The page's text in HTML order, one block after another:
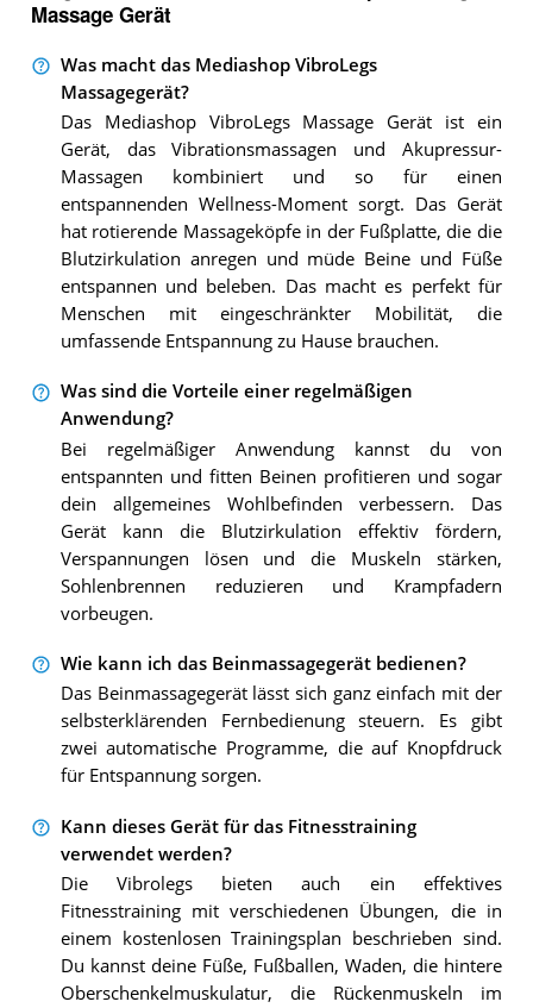
Massage Gerät
Was macht das Mediashop VibroLegs
Massagegerät?
Das Mediashop VibroLegs Massage Gerät ist ein
Gerät, das Vibrationsmassagen und Akupressur-
Massagen kombiniert und so für einen
entspannenden Wellness-Moment sorgt. Das Gerät
hat rotierende Massageköpfe in der Fußplatte, die die
Blutzirkulation anregen und müde Beine und Füße
entspannen und beleben. Das macht es perfekt für
Menschen mit eingeschränkter Mobilität, die
umfassende Entspannung zu Hause brauchen.
Was sind die Vorteile einer regelmäßigen
Anwendung?
Bei regelmäßiger Anwendung kannst du von
entspannten und fitten Beinen profitieren und sogar
dein allgemeines Wohlbefinden verbessern. Das
Gerät kann die Blutzirkulation effektiv fördern,
Verspannungen lösen und die Muskeln stärken,
Sohlenbrennen reduzieren und Krampfadern
vorbeugen.
Wie kann ich das Beinmassagegerät bedienen?
Das Beinmassagegerät lässt sich ganz einfach mit der
selbsterklärenden Fernbedienung steuern. Es gibt
zwei automatische Programme, die auf Knopfdruck
für Entspannung sorgen.
Kann dieses Gerät für das Fitnesstraining
verwendet werden?
Die Vibrolegs bieten auch ein effektives
Fitnesstraining mit verschiedenen Übungen, die in
einem kostenlosen Trainingsplan beschrieben sind.
Du kannst deine Füße, Fußballen, Waden, die hintere
Oberschenkelmuskulatur, die Rückenmuskeln im